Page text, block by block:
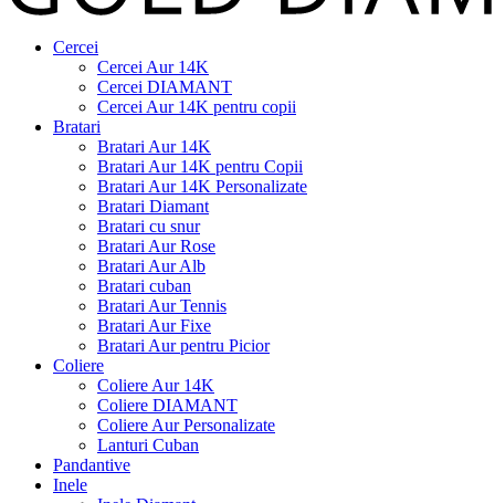
Cercei
Cercei Aur 14K
Cercei DIAMANT
Cercei Aur 14K pentru copii
Bratari
Bratari Aur 14K
Bratari Aur 14K pentru Copii
Bratari Aur 14K Personalizate
Bratari Diamant
Bratari cu snur
Bratari Aur Rose
Bratari Aur Alb
Bratari cuban
Bratari Aur Tennis
Bratari Aur Fixe
Bratari Aur pentru Picior
Coliere
Coliere Aur 14K
Coliere DIAMANT
Coliere Aur Personalizate
Lanturi Cuban
Pandantive
Inele